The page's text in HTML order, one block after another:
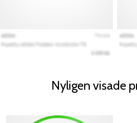
Nyligen visade